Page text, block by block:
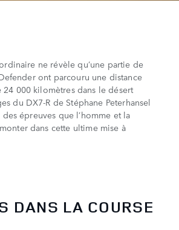
ne révèle qu’une partie de
ont parcouru une distance
000 kilomètres dans le désert
du DX7-R de Stéphane Peterhansel
épreuves que l’homme et la
dans cette ultime mise à
DANS LA COURSE